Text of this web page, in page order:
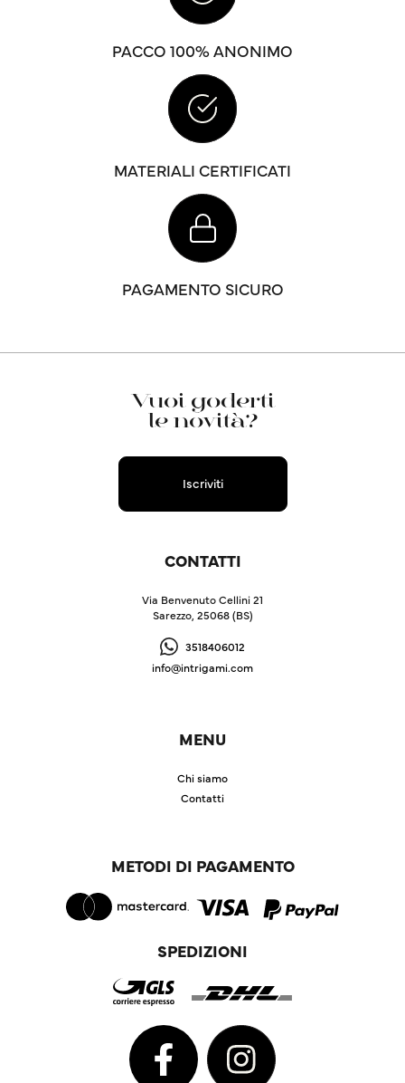
PACCO 100% ANONIMO
MATERIALI CERTIFICATI
PAGAMENTO SICURO
Vuoi goderti
le novità?
Iscriviti
CONTATTI
Via Benvenuto Cellini 21
Sarezzo, 25068 (BS)
3518406012
info@intrigami.com
MENU
Chi siamo
Contatti
METODI DI PAGAMENTO
SPEDIZIONI